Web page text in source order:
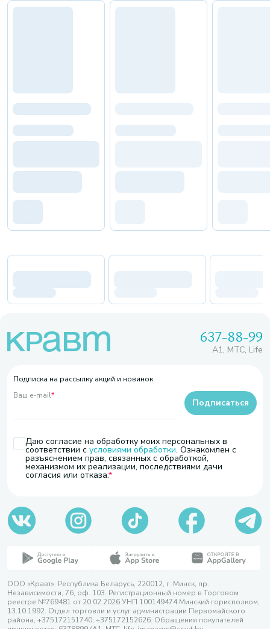
637-88-99
A1, МТС, Life
Подписка на рассылку акций и новинок
Ваш e-mail*
Даю согласие на обработку моих персональных в
соответствии с условиями обработки. Ознакомлен с
разъяснением прав, связанных с обработкой,
механизмом их реализации, последствиями дачи
согласия или отказа.
Подписаться
ООО «Кравт». Республика Беларусь, 220012, г. Минск, пр.
Независимости, 76, оф. 103. Регистрационный номер в Торговом
реестре №769481 от 20.02.2026 УНП 100149474 Минский горисполком,
13.10.1992. Отдел торговли и услуг администрации Первомайского
района, +375172151740; +375172152626. Обращения покупателей